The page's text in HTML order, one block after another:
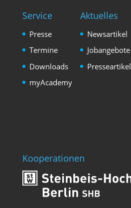
Service
Presse
Termine
Downloads
myAcademy
Aktuelles
Newsartikel
Jobangebote
Presseartikel
Kooperationen